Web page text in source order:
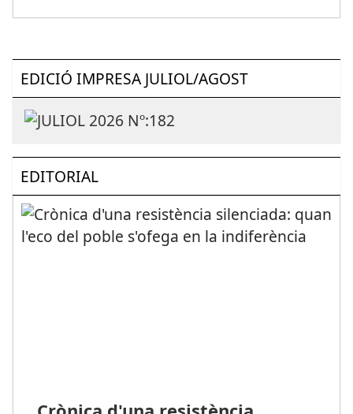
EDICIÓ IMPRESA JULIOL/AGOST
EDITORIAL